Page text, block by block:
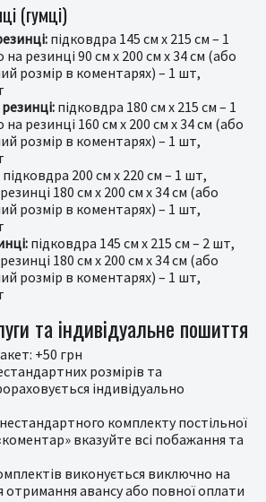
(гумці)
підковдра 145 см х 215 см – 1
резинці 90 см х 200 см х 34 см (або
розмір в коментарях) – 1 шт,
підковдра 180 см х 215 см – 1
резинці 160 см х 200 см х 34 см (або
розмір в коментарях) – 1 шт,
підковдра 200 см х 220 см – 1 шт,
180 см х 200 см х 34 см (або
розмір в коментарях) – 1 шт,
підковдра 145 см х 215 см – 2 шт,
180 см х 200 см х 34 см (або
розмір в коментарях) – 1 шт,
та індивідуальне пошиття
+50 грн
розмірів та
індивідуально
комплекту постільної
вказуйте всі побажання та
виконується виключно на
отримання авансу або повної оплати